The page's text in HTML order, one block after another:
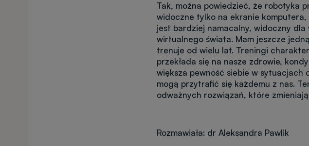
Tak, można powiedzieć, że robotyka
widoczne tylko na ekranie
jest bardziej namacalny, widoczny
wirtualnego świata. Mam jeszcze
trenuje od wielu lat. Treningi
przekłada się na nasze zdrowie,
większa pewność siebie w
mogą przytrafić się każdemu z nas.
odważnych rozwiązań, które
Rozmawiała: dr Aleksandra Pawlik